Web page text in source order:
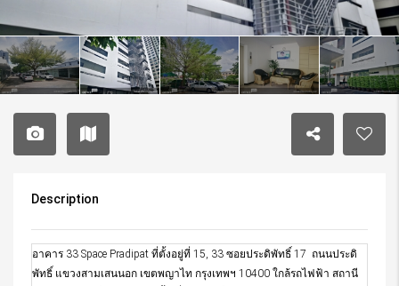
Description
อาคาร 33 Space Pradipat ที่ตั้งอยู่ที่ 15, 33 ซอยประดิพัทธิ์ 17 ถนนประดิ
พัทธิ์ แขวงสามเสนนอก เขตพญาไท กรุงเทพฯ 10400 ใกล้รถไฟฟ้า สถานี